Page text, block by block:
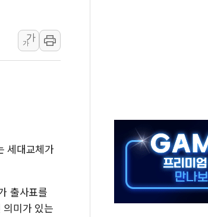
, 명동 소상공인에 '행복상자' 전달
복절 현수막 '태극기 거꾸로' 논란…이틀만에 철거
사태 주의보' 울진 시간당 30mm 강한 비...호우 피해 없어
희 '버스 하우스' 공방…野 "청년 우롱 기괴" vs 與 "송구
가
가
세대교체가
출사표를
미가 있는